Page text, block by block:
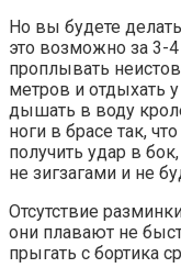
Но вы будете
это возможно за 3-
проплывать
метров и отдыхать
дышать в воду
ноги в брасе так,
получить удар в
не зигзагами и не
Отсутствие
они плавают не
прыгать с бортика